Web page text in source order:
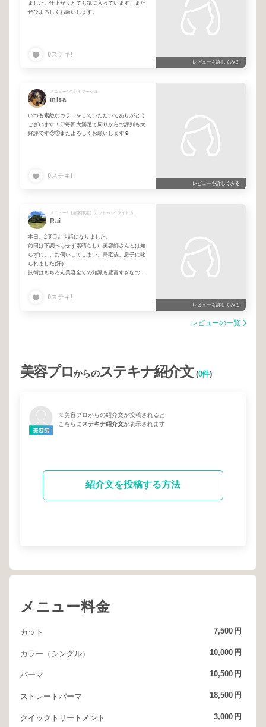
ました。仕上がりとても気に入っています！また
ぜひよろしくお願いします。
0ステキ!
レビューを詳しくみる
メニュー/ バレイヤージュ
misa
いつも素敵なカラーをしていただいてありがとう
ございます！♡毎回大満足で周りからの評判も大
好評です🥺🥺またよろしくお願いします☺️
0ステキ!
レビューを詳しくみる
Rai
本日、2度目お世話になりました。
前回は下調べもせず素晴らしい美容師さんとは知
らずに、、お伺いしてしまい。帰宅後、息子に叱
られました(汗)
技術はもちろん美容全ての知識も豊富すぎなので
す。
0ステキ!
レビューを詳しくみる
レビューの一覧
美容プロからのステキナ紹介文(0件)
※美容プロからの紹介文が投稿されると
こちらにステキナ紹介文が表示されます
紹介文を投稿する方法
メニュー料金
カット 7,500 円
カラー（シングル） 10,000 円
パーマ 10,500 円
ストレートパーマ 18,500 円
クイックトリートメント 3,000 円